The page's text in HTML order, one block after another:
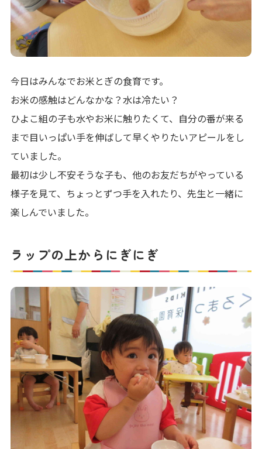
今日はみんなでお米とぎの食育です。
お米の感触はどんなかな？水は冷たい？
ひよこ組の子も水やお米に触りたくて、自分の番が来る
まで目いっぱい手を伸ばして早くやりたいアピールをし
ていました。
最初は少し不安そうな子も、他のお友だちがやっている
様子を見て、ちょっとずつ手を入れたり、先生と一緒に
楽しんでいました。
ラップの上からにぎにぎ